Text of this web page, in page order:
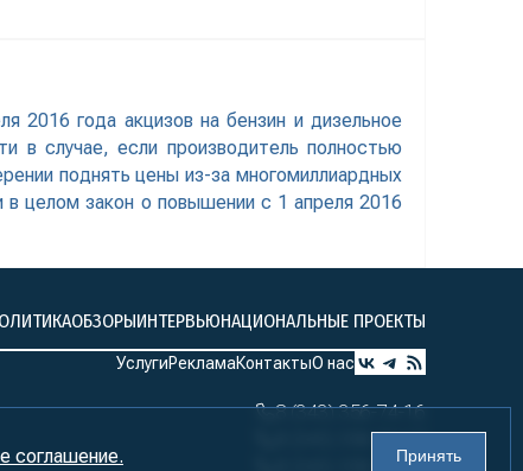
2016 года акцизов на бензин и дизельное
в случае, если производитель полностью
поднять цены из-за многомиллиардных
в целом закон о повышении с 1 апреля 2016
ОБЗОРЫИНТЕРВЬЮНАЦИОНАЛЬНЫЕ ПРОЕКТЫ
УслугиРекламаКонтактыО нас
8 (343) 356-74-16
8 (343) 356-74-17
соглашение. Принять